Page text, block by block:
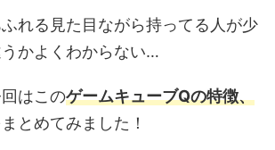
れる見た目ながら持ってる人が少
かよくわからない…
はこのゲームキューブQの特徴、
とめてみました！